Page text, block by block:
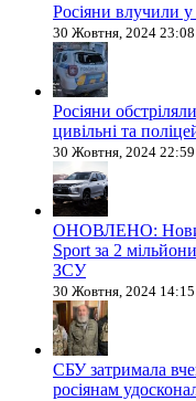
Росіяни влучили у
30 Жовтня, 2024 23:08
Росіяни
цивільні та
30 Жовтня, 2024 22:59
ОНОВЛЕНО: Новий
Sport за 2
ЗСУ
30 Жовтня, 2024 14:15
СБУ затримала
росіянам